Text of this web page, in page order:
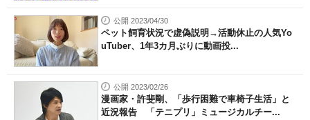
公開 2023/04/30
ペット飼育状況で虚偽説明→活動休止の人気Yo
uTuber、1年3カ月ぶりに動画投...
公開 2023/02/26
漫画家・許斐剛、「歩行困難で車椅子生活」と
近況報告 「テニプリ」ミュージカルチー...